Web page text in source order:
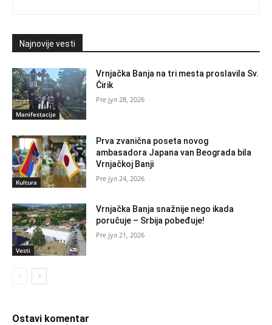
Najnovije vesti
Manifestacije
Vrnjačka Banja na tri mesta proslavila Sv.
Ćirik
јул 28, 2026
Kultura
Prva zvanična poseta novog
ambasadora Japana van Beograda bila
Vrnjačkoj Banji
јул 24, 2026
Vesti
Vrnjačka Banja snažnije nego ikada
poručuje – Srbija pobeđuje!
јул 21, 2026
Ostavi komentar